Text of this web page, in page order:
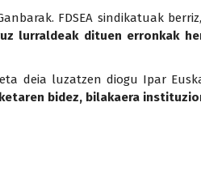
FDSEA sindikatuak
lurraldeak dituen erronkak
deia luzatzen diogu Ipar
bidez, bilakaera